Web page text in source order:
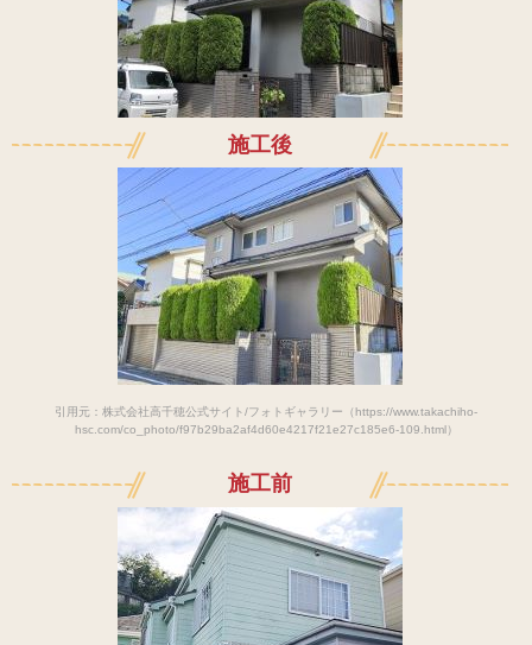
施工後
引用元：株式会社高千穂公式サイト/フォトギャラリー（https://www.takachiho-
hsc.com/co_photo/f97b29ba2af4d60e4217f21e27c185e6-109.html）
施工前